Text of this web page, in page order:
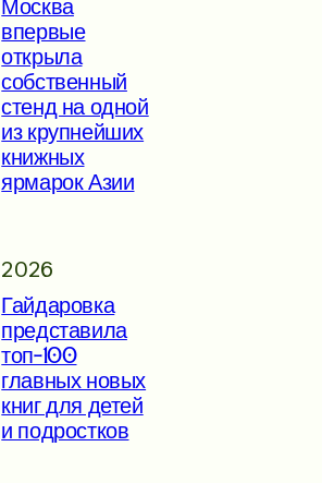
Москва
впервые
открыла
собственный
стенд на одной
из крупнейших
книжных
ярмарок Азии
2026
Гайдаровка
представила
топ-100
главных новых
книг для детей
и подростков